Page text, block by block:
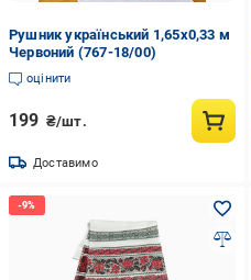
Рушник український 1,65х0,33 м
Червоний (767-18/00)
оцінити
199 ₴/шт.
Доставимо